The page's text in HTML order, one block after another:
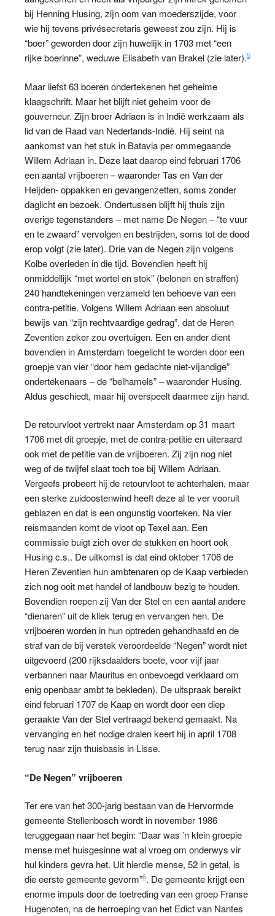
bij Henning Husing, zijn oom van moederszijde, voor
wie hij tevens privésecretaris geweest zou zijn. Hij is
“boer” geworden door zijn huwelijk in 1703 met “een
rijke boerinne”, weduwe Elisabeth van Brakel (zie later).5
Maar liefst 63 boeren ondertekenen het geheime
klaagschrift. Maar het blijft niet geheim voor de
gouverneur. Zijn broer Adriaen is in Indië werkzaam als
lid van de Raad van Nederlands-Indië. Hij seint na
aankomst van het stuk in Batavia per ommegaande
Willem Adriaan in. Deze laat daarop eind februari 1706
een aantal vrijboeren – waaronder Tas en Van der
Heijden- oppakken en gevangenzetten, soms zonder
daglicht en bezoek. Ondertussen blijft hij thuis zijn
overige tegenstanders – met name De Negen – “te vuur
en te zwaard” vervolgen en bestrijden, soms tot de dood
erop volgt (zie later). Drie van de Negen zijn volgens
Kolbe overleden in die tijd. Bovendien heeft hij
onmiddellijk “met wortel en stok” (belonen en straffen)
240 handtekeningen verzameld ten behoeve van een
contra-petitie. Volgens Willem Adriaan een absoluut
bewijs van “zijn rechtvaardige gedrag”, dat de Heren
Zeventien zeker zou overtuigen. Een en ander dient
bovendien in Amsterdam toegelicht te worden door een
groepje van vier “door hem gedachte niet-vijandige”
ondertekenaars – de “belhamels” – waaronder Husing.
Aldus geschiedt, maar hij overspeelt daarmee zijn hand.
De retourvloot vertrekt naar Amsterdam op 31 maart
1706 met dit groepje, met de contra-petitie en uiteraard
ook met de petitie van de vrijboeren. Zij zijn nog niet
weg of de twijfel slaat toch toe bij Willem Adriaan.
Vergeefs probeert hij de retourvloot te achterhalen, maar
een sterke zuidoostenwind heeft deze al te ver vooruit
geblazen en dat is een ongunstig voorteken. Na vier
reismaanden komt de vloot op Texel aan. Een
commissie buigt zich over de stukken en hoort ook
Husing c.s.. De uitkomst is dat eind oktober 1706 de
Heren Zeventien hun ambtenaren op de Kaap verbieden
zich nog ooit met handel of landbouw bezig te houden.
Bovendien roepen zij Van der Stel en een aantal andere
“dienaren” uit de kliek terug en vervangen hen. De
vrijboeren worden in hun optreden gehandhaafd en de
straf van de bij verstek veroordeelde “Negen” wordt niet
uitgevoerd (200 rijksdaalders boete, voor vijf jaar
verbannen naar Mauritus en onbevoegd verklaard om
enig openbaar ambt te bekleden). De uitspraak bereikt
eind februari 1707 de Kaap en wordt door een diep
geraakte Van der Stel vertraagd bekend gemaakt. Na
vervanging en het nodige dralen keert hij in april 1708
terug naar zijn thuisbasis in Lisse.
“De Negen” vrijboeren
Ter ere van het 300-jarig bestaan van de Hervormde
gemeente Stellenbosch wordt in november 1986
teruggegaan naar het begin: “Daar was ’n klein groepie
mense met huisgesinne wat al vroeg om onderwys vir
hul kinders gevra het. Uit hierdie mense, 52 in getal, is
die eerste gemeente gevorm”6. De gemeente krijgt een
enorme impuls door de toetreding van een groep Franse
Hugenoten, na de herroeping van het Edict van Nantes